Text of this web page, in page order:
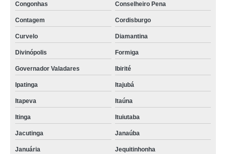
Congonhas Conselheiro Pena
Contagem Cordisburgo
Curvelo Diamantina
Divinópolis Formiga
Governador Valadares Ibirité
Ipatinga Itajubá
Itapeva Itaúna
Itinga Ituiutaba
Jacutinga Janaúba
Januária Jequitinhonha